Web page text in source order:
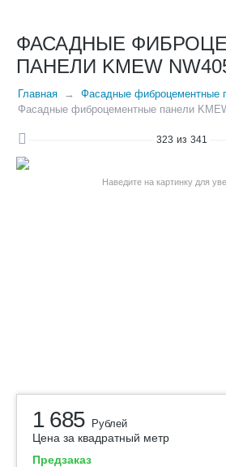
ФАСАДНЫЕ
ПАНЕЛИ KMEW
Главная
Фасадные фиброцементные
Фасадные фиброцементные панели
323 из 341
Наведите на картинку для
1 685 Рублей
Цена за квадратный метр
Предзаказ